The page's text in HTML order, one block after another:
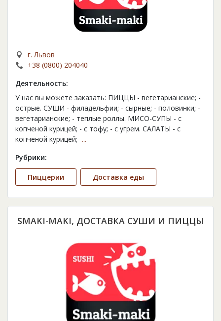
г. Львов
+38 (0800) 204040
Деятельность:
У нас вы можете заказать: ПИЦЦЫ - вегетарианские; -
острые. СУШИ - филадельфии; - сырные; - половинки; -
вегетарианские; - теплые роллы. МИСО-СУПЫ - с
копченой курицей; - с тофу; - с угрем. САЛАТЫ - с
копченой курицей;- ...
Рубрики:
Пиццерии Доставка еды
SMAKI-MAKI, ДОСТАВКА СУШИ И ПИЦЦЫ